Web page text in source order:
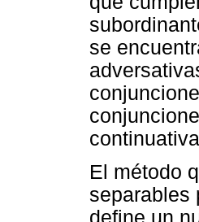
se
El método
separables
define un